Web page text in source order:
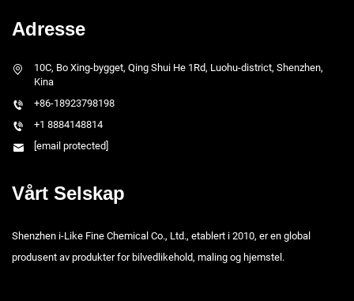
Adresse
10C, Bo Xing-bygget, Qing Shui He 1Rd, Luohu-district, Shenzhen,
Kina
+86-18923798198
+1 8884148814
[email protected]
Vårt Selskap
Shenzhen i-Like Fine Chemical Co., Ltd., etablert i 2010, er en global
produsent av produkter for bilvedlikehold, maling og hjemstel.